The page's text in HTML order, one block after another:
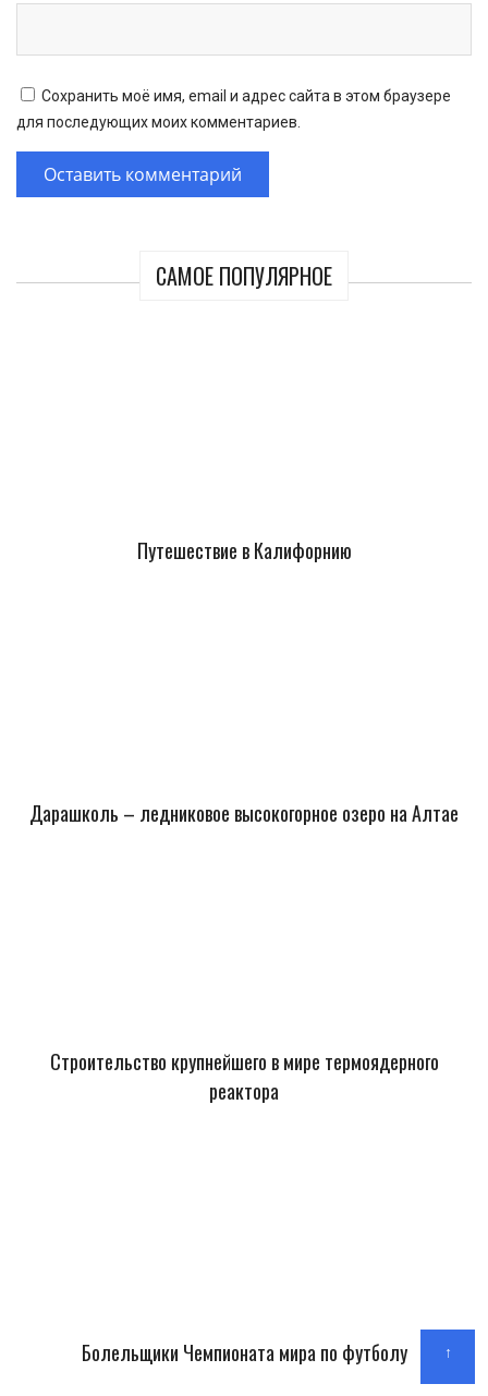
САМОЕ ПОПУЛЯРНОЕ
Путешествие в Калифорнию
Дарашколь – ледниковое высокогорное озеро на Алтае
Строительство крупнейшего в мире термоядерного
реактора
Болельщики Чемпионата мира по футболу
Сохранить моё имя, email и адрес сайта в этом браузере
для последующих моих комментариев.
↑